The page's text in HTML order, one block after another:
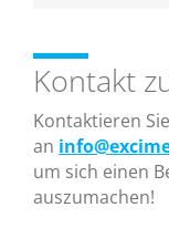
Kontakt
Kontaktieren
an
um sich einen
auszumachen!